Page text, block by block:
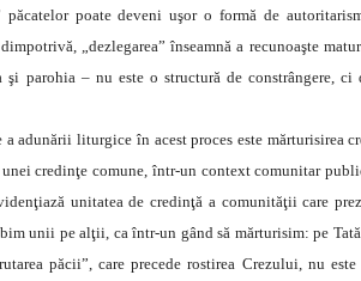
păcatelor poate deveni uşor o formă de
„dezlegarea” înseamnă a recunoaşte
parohia – nu este o structură de constrângere, ci
a adunării liturgice în acest proces este mărturisirea
unei credinţe comune, într-un context comunitar
unitatea de credinţă a comunităţii care
unii pe alţii, ca într-un gând să mărturisim: pe
păcii”, care precede rostirea Crezului, nu